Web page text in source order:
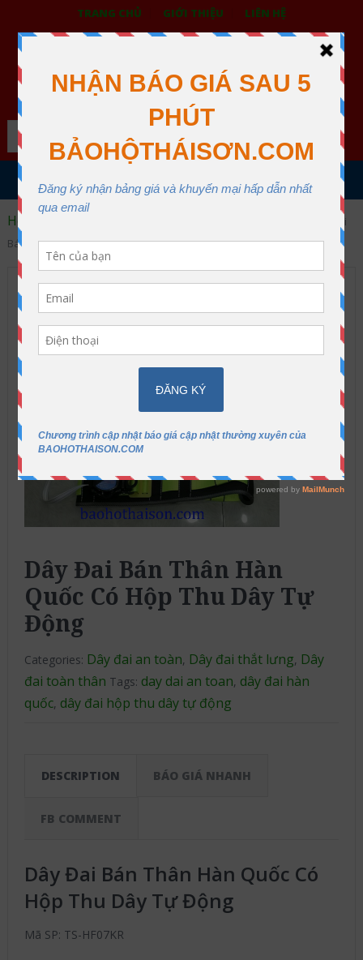
TRANG CHỦ GIỚI THIỆU LIÊN HỆ
BẢO HỘ LAO ĐỘNG THÁI SƠN
XƯỞNG MAY THÁI SƠN QUẬN 12
Search
MENU
Home
Dây Đai
Bán Thân Hàn Quốc Có Hộp Thu Dây Tự Động
Dây Đai Bán Thân Hàn
Quốc Có Hộp Thu Dây Tự
Động
Categories: Dây đai an toàn, Dây đai thắt lưng, Dây
đai toàn thân Tags: day dai an toan, dây đai hàn
quốc, dây đai hộp thu dây tự động
DESCRIPTION BÁO GIÁ NHANH
FB COMMENT
Dây Đai Bán Thân Hàn Quốc Có
Hộp Thu Dây Tự Động
Mã SP: TS-HF07KR